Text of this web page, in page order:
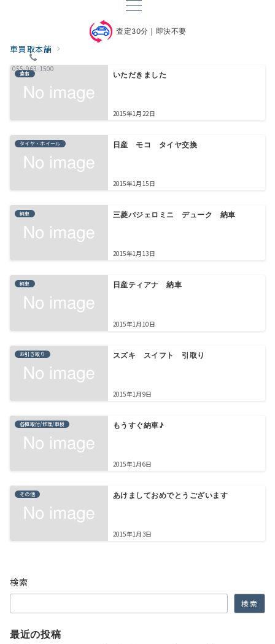
査定30分｜即決不要
055-963-1500
車買取本舗
食事 いただきました
2015年1月22日
タイヤ・ホイール 日産 モコ タイヤ交換
2015年1月15日
納車 三菱パジェロミニ デューク 納車
2015年1月13日
納車 日産ティアナ 納車
2015年1月10日
お引き取り スズキ スイフト 引取り
2015年1月9日
各種取付/修理/車検 もうすぐ納車♪
2015年1月6日
その他 あけましておめでとうございます
2015年1月3日
検索
検索
最近の投稿